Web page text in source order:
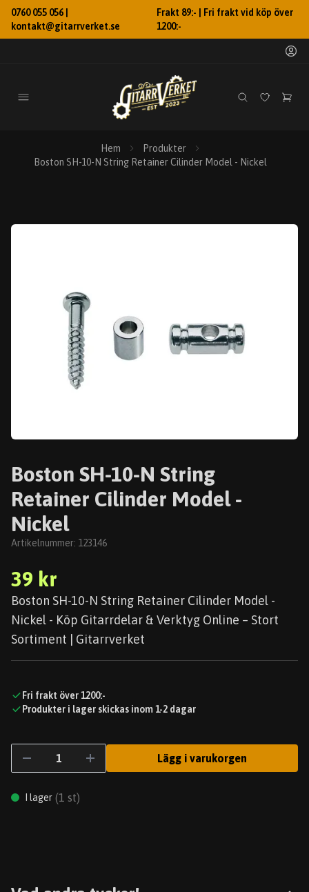
0760 055 056 |
kontakt@gitarrverket.se
Frakt 89:- | Fri frakt vid köp över
1200:-
Hem
Produkter
Boston SH-10-N String Retainer Cilinder Model - Nickel
Boston SH-10-N String
Retainer Cilinder Model -
Nickel
Artikelnummer: 123146
39 kr
Boston SH-10-N String Retainer Cilinder Model -
Nickel - Köp Gitarrdelar & Verktyg Online – Stort
Sortiment | Gitarrverket
Fri frakt över 1200:-
Produkter i lager skickas inom 1-2 dagar
Lägg i varukorgen
I lager (1 st)